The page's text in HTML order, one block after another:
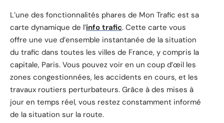
L’une des fonctionnalités phares de Mon Trafic est sa
carte dynamique de l’info trafic. Cette carte vous
offre une vue d’ensemble instantanée de la situation
du trafic dans toutes les villes de France, y compris la
capitale, Paris. Vous pouvez voir en un coup d’œil les
zones congestionnées, les accidents en cours, et les
travaux routiers perturbateurs. Grâce à des mises à
jour en temps réel, vous restez constamment informé
de la situation sur la route.